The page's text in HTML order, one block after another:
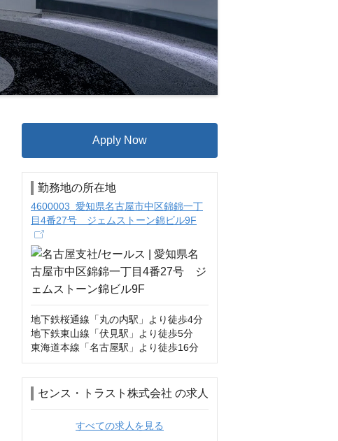
Apply Now
勤務地の所在地
4600003 愛知県名古屋市中区錦錦一丁
目4番27号 ジェムストーン錦ビル9F
地下鉄桜通線「丸の内駅」より徒歩4分
地下鉄東山線「伏見駅」より徒歩5分
東海道本線「名古屋駅」より徒歩16分
センス・トラスト株式会社 の求人
すべての求人を見る